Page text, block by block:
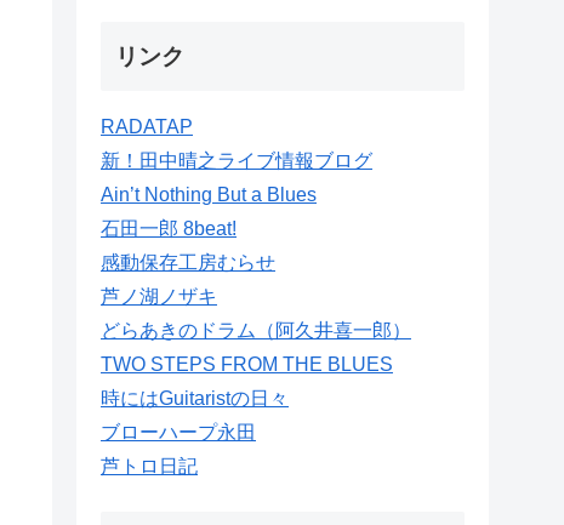
リンク
RADATAP
新！田中晴之ライブ情報ブログ
Ain’t Nothing But a Blues
石田一郎 8beat!
感動保存工房むらせ
芦ノ湖ノザキ
どらあきのドラム（阿久井喜一郎）
TWO STEPS FROM THE BLUES
時にはGuitaristの日々
ブローハープ永田
芦トロ日記